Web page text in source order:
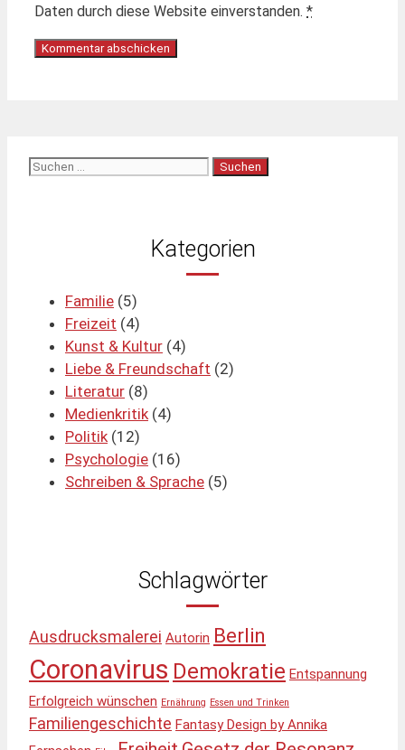
Daten durch diese Website einverstanden. *
Suchen
Kategorien
Familie (5)
Freizeit (4)
Kunst & Kultur (4)
Liebe & Freundschaft (2)
Literatur (8)
Medienkritik(4)
Politik(12)
Psychologie (16)
Schreiben & Sprache (5)
Schlagwörter
Ausdrucksmalerei Autorin Berlin
Coronavirus Demokratie Entspannung
Erfolgreich wünschen Ernährung Essen und Trinken
Familiengeschichte Fantasy Design by Annika